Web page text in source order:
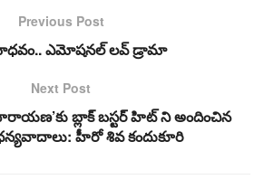
Previous Post
ఎమోషనల్ లవ్ డ్రామా
Next Post
బ్లాక్ బస్టర్ హిట్ ని అందించిన
ధన్యవాదాలు: హీరో శివ కందుకూరి